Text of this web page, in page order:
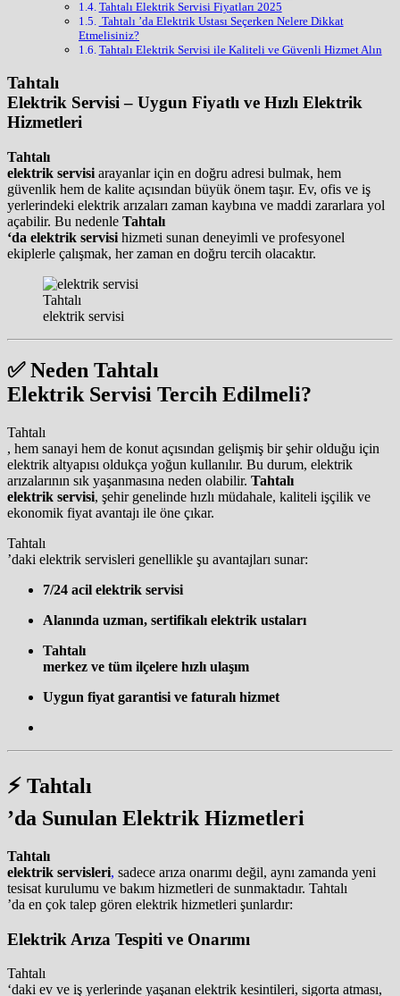
Tahtalı Elektrik Servisi Fiyatları 2025
️ Tahtalı ’da Elektrik Ustası Seçerken Nelere Dikkat
Etmelisiniz?
Tahtalı Elektrik Servisi ile Kaliteli ve Güvenli Hizmet Alın
Tahtalı
Elektrik Servisi – Uygun Fiyatlı ve Hızlı Elektrik
Hizmetleri
Tahtalı
elektrik servisi arayanlar için en doğru adresi bulmak, hem
güvenlik hem de kalite açısından büyük önem taşır. Ev, ofis ve iş
yerlerindeki elektrik arızaları zaman kaybına ve maddi zararlara yol
açabilir. Bu nedenle Tahtalı
‘da elektrik servisi hizmeti sunan deneyimli ve profesyonel
ekiplerle çalışmak, her zaman en doğru tercih olacaktır.
Tahtalı
elektrik servisi
✅Neden Tahtalı
Elektrik Servisi Tercih Edilmeli?
Tahtalı
, hem sanayi hem de konut açısından gelişmiş bir şehir olduğu için
elektrik altyapısı oldukça yoğun kullanılır. Bu durum, elektrik
arızalarının sık yaşanmasına neden olabilir. Tahtalı
elektrik servisi, şehir genelinde hızlı müdahale, kaliteli işçilik ve
ekonomik fiyat avantajı ile öne çıkar.
Tahtalı
’daki elektrik servisleri genellikle şu avantajları sunar:
7/24 acil elektrik servisi
Alanında uzman, sertifikalı elektrik ustaları
Tahtalı
merkez ve tüm ilçelere hızlı ulaşım
Uygun fiyat garantisi ve faturalı hizmet
⚡ Tahtalı
’da Sunulan Elektrik Hizmetleri
Tahtalı
elektrik servisleri, sadece arıza onarımı değil, aynı zamanda yeni
tesisat kurulumu ve bakım hizmetleri de sunmaktadır. Tahtalı
’da en çok talep gören elektrik hizmetleri şunlardır:
Elektrik Arıza Tespiti ve Onarımı
Tahtalı
‘daki ev ve iş yerlerinde yaşanan elektrik kesintileri, sigorta atması,